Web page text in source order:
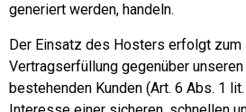
generiert werden, handeln.
Der Einsatz des Hosters erfolgt zum
Vertragserfüllung gegenüber
bestehenden Kunden (Art. 6 Abs. 1